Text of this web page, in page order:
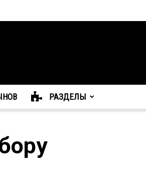
РАЗДЕЛЫ